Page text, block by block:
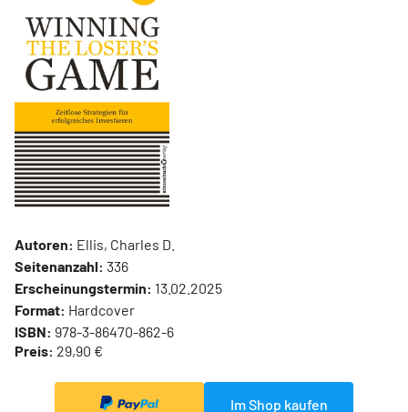
Autoren: Ellis, Charles D.
Seitenanzahl: 336
Erscheinungstermin: 13.02.2025
Format: Hardcover
ISBN: 978-3-86470-862-6
Preis: 29,90 €
Im Shop kaufen